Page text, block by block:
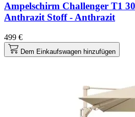
Ampelschirm Challenger T1
Anthrazit Stoff - Anthrazit
499 €
Dem Einkaufswagen hinzufügen